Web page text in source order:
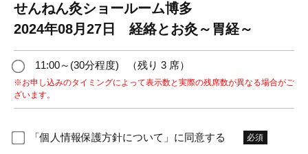
せんねん灸ショールーム博多
2024年08月27日 経絡とお灸～胃経～
11:00～(30分程度) （残り 3 席）
※お申し込みのタイミングによって表示数と実際の残席数が異なる場合がご
ざいます。
「個人情報保護方針について」に同意する 必須